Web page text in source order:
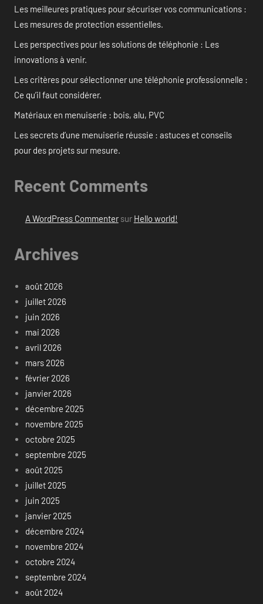
Les meilleures pratiques pour sécuriser vos communications :
Les mesures de protection essentielles.
Les perspectives pour les solutions de téléphonie : Les
innovations à venir.
Les critères pour sélectionner une téléphonie professionnelle :
Ce qu’il faut considérer.
Matériaux en menuiserie : bois, alu, PVC
Les secrets d’une menuiserie réussie : astuces et conseils
pour des projets sur mesure.
Recent Comments
A WordPress Commentersur Hello world!
Archives
août 2026
juillet 2026
juin 2026
mai 2026
avril 2026
mars 2026
février 2026
janvier 2026
décembre 2025
novembre 2025
octobre 2025
septembre 2025
août 2025
juillet 2025
juin 2025
janvier 2025
décembre 2024
novembre 2024
octobre 2024
septembre 2024
août 2024